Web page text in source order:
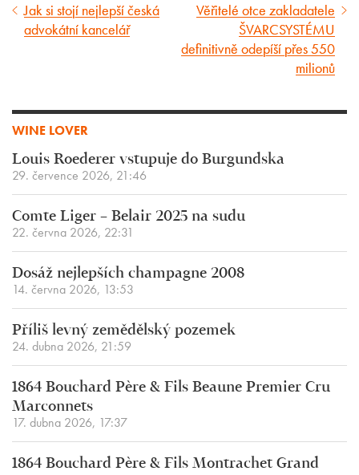
Předcházející
článek
Jak si stojí nejlepší česká
advokátní kancelář
Následující
Věřitelé otce zakladatele
ŠVARCSYSTÉMU
definitivně odepíší přes 550
milionů
WINE LOVER
Louis Roederer vstupuje do Burgundska
29. července 2026, 21:46
Comte Liger – Belair 2025 na sudu
22. června 2026, 22:31
Dosáž nejlepších champagne 2008
14. června 2026, 13:53
Příliš levný zemědělský pozemek
24. dubna 2026, 21:59
1864 Bouchard Père & Fils Beaune Premier Cru
Marconnets
17. dubna 2026, 17:37
1864 Bouchard Père & Fils Montrachet Grand